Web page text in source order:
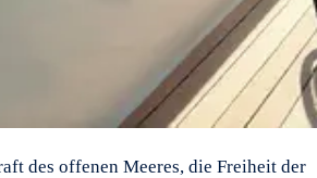
des offenen Meeres, die Freiheit der